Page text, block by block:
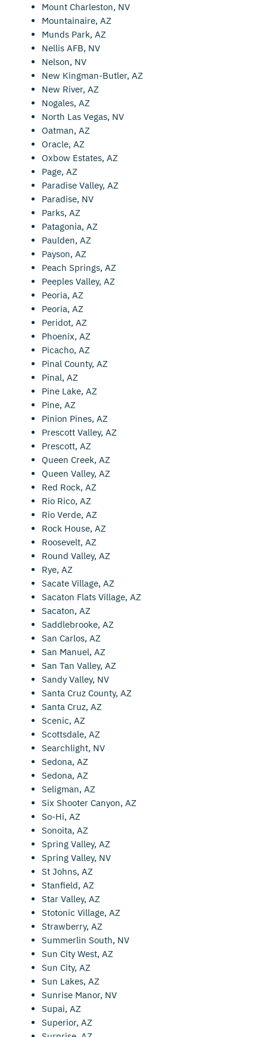
Mount Charleston, NV
Mountainaire, AZ
Munds Park, AZ
Nellis AFB, NV
Nelson, NV
New Kingman-Butler, AZ
New River, AZ
Nogales, AZ
North Las Vegas, NV
Oatman, AZ
Oracle, AZ
Oxbow Estates, AZ
Page, AZ
Paradise Valley, AZ
Paradise, NV
Parks, AZ
Patagonia, AZ
Paulden, AZ
Payson, AZ
Peach Springs, AZ
Peeples Valley, AZ
Peoria, AZ
Peoria, AZ
Peridot, AZ
Phoenix, AZ
Picacho, AZ
Pinal County, AZ
Pinal, AZ
Pine Lake, AZ
Pine, AZ
Pinion Pines, AZ
Prescott Valley, AZ
Prescott, AZ
Queen Creek, AZ
Queen Valley, AZ
Red Rock, AZ
Rio Rico, AZ
Rio Verde, AZ
Rock House, AZ
Roosevelt, AZ
Round Valley, AZ
Rye, AZ
Sacate Village, AZ
Sacaton Flats Village, AZ
Sacaton, AZ
Saddlebrooke, AZ
San Carlos, AZ
San Manuel, AZ
San Tan Valley, AZ
Sandy Valley, NV
Santa Cruz County, AZ
Santa Cruz, AZ
Scenic, AZ
Scottsdale, AZ
Searchlight, NV
Sedona, AZ
Sedona, AZ
Seligman, AZ
Six Shooter Canyon, AZ
So-Hi, AZ
Sonoita, AZ
Spring Valley, AZ
Spring Valley, NV
St Johns, AZ
Stanfield, AZ
Star Valley, AZ
Stotonic Village, AZ
Strawberry, AZ
Summerlin South, NV
Sun City West, AZ
Sun City, AZ
Sun Lakes, AZ
Sunrise Manor, NV
Supai, AZ
Superior, AZ